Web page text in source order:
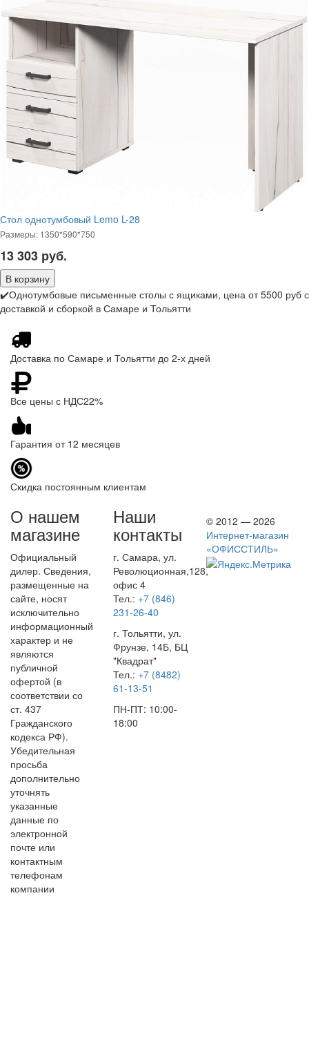
Стол однотумбовый Lemo L-28
Размеры: 1350*590*750
13 303 руб.
✔️Однотумбовые письменные столы с ящиками, цена от 5500 руб с
доставкой и сборкой в Самаре и Тольятти
Доставка по Самаре и Тольятти до 2-х дней
Все цены с НДС22%
Гарантия от 12 месяцев
Скидка постоянным клиентам
О нашем
магазине
Официальный
дилер. Сведения,
размещенные на
сайте, носят
исключительно
информационный
характер и не
являются
публичной
офертой (в
соответствии со
ст. 437
Гражданского
кодекса РФ).
Убедительная
просьба
дополнительно
уточнять
указанные
данные по
электронной
почте или
контактным
телефонам
компании
Наши
контакты
г. Самара, ул.
Революционная,128,
офис 4
Тел.: +7 (846)
231-26-40
г. Тольятти, ул.
Фрунзе, 14Б, БЦ
"Квадрат"
Тел.: +7 (8482)
61-13-51
ПН-ПТ: 10:00-
18:00
© 2012 — 2026
Интернет-магазин
«ОФИССТИЛЬ»